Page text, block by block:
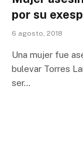
por su
6 agosto, 2018
Una mujer fue
bulevar Torres
ser…